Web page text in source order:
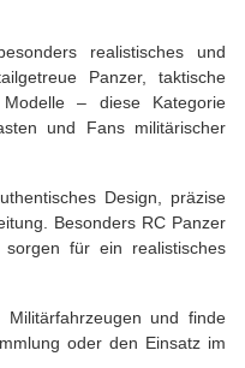
realistisches und
Panzer, taktische
– diese Kategorie
und Fans militärischer
Design, präzise
Besonders RC Panzer
für ein realistisches
und finde
oder den Einsatz im